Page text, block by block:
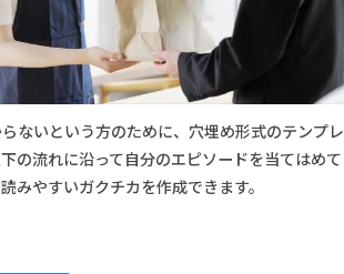
ないという方のために、穴埋め形式のテンプレ
の流れに沿って自分のエピソードを当てはめて
みやすいガクチカを作成できます。